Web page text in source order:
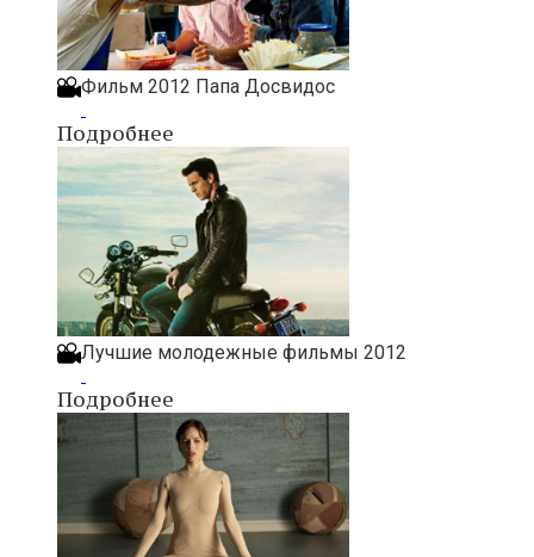
Фильм 2012 Папа Досвидос
Подробнее
Лучшие молодежные фильмы 2012
Подробнее